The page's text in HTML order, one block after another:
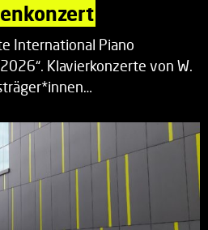
International Piano
Klavierkonzerte von W.